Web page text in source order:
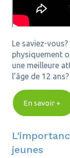
Le saviez-
physiquement
une meilleure
l’âge de 12 ans?
En savoir +
jeunes